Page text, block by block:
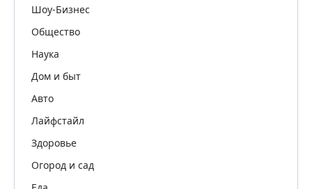
Шоу-Бизнес
Общество
Наука
Дом и быт
Авто
Лайфстайл
Здоровье
Огород и сад